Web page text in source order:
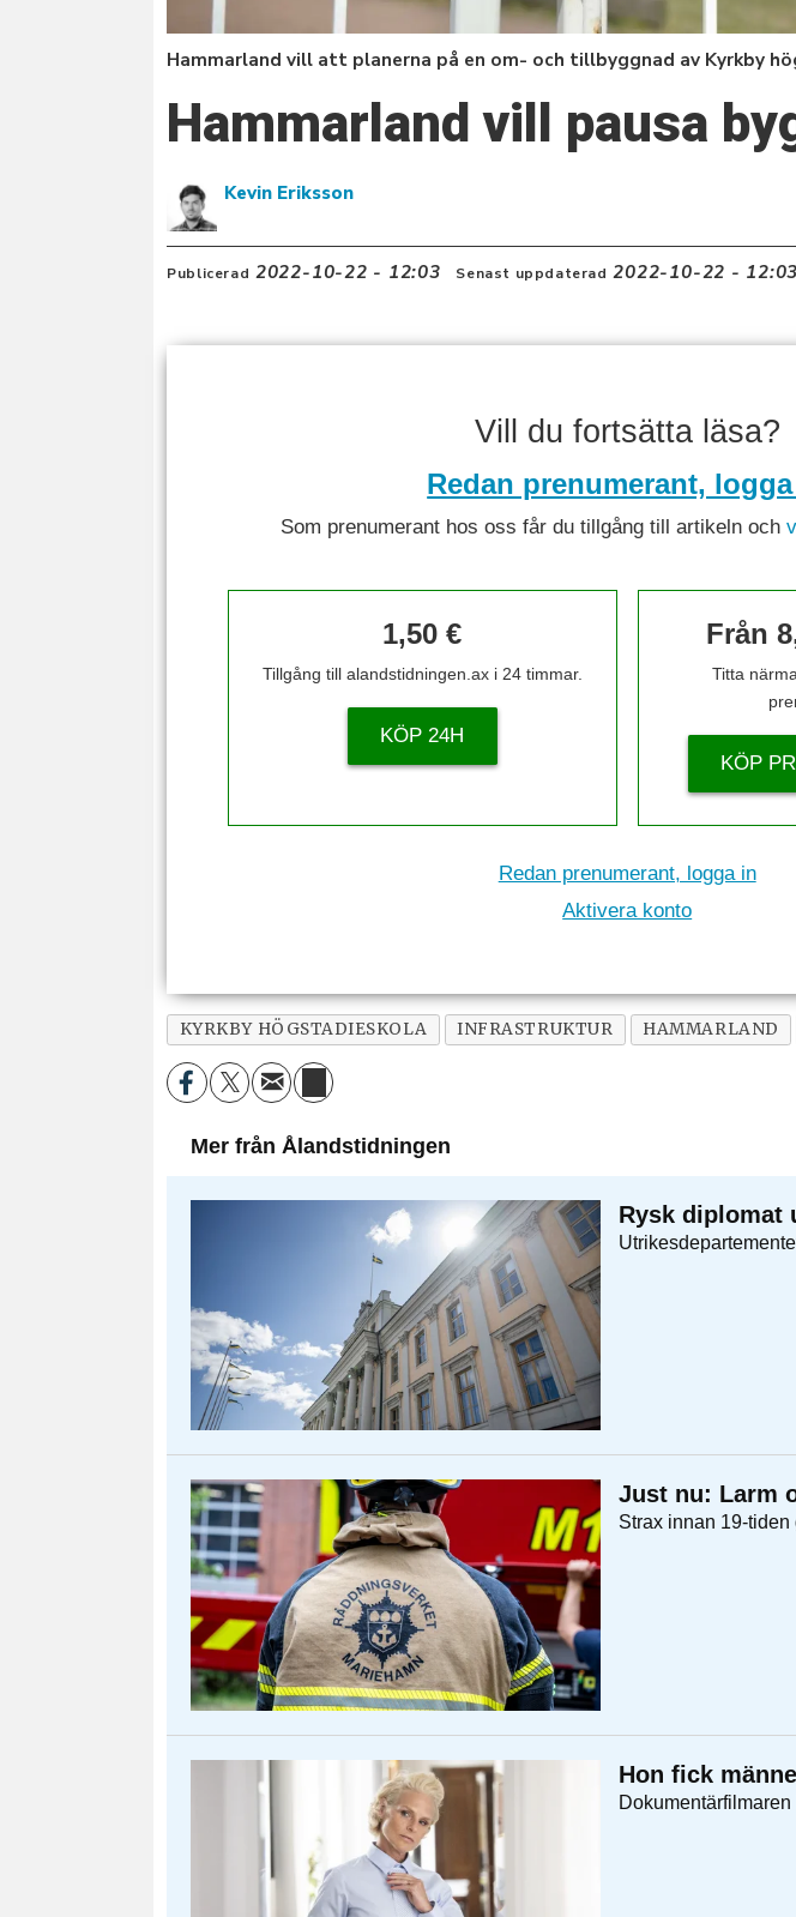
Hammarland vill att planerna på en om- och tillbyggnad av Kyrkby
Hammarland vill pausa
Kevin Eriksson
Publicerad 2022-10-22 - 12:03 Senast uppdaterad 2022-10-22 - 12:03
Vill du fortsätta läsa?
Redan prenumerant,
Som prenumerant hos oss får du tillgång till artikeln och
1,50 €
Tillgång till alandstidningen.ax i 24 timmar.
KÖP 24H
Från
Titta
KÖP
Redan prenumerant, logga in
Aktivera konto
KYRKBY HÖGSTADIESKOLA INFRASTRUKTUR HAMMARLAND